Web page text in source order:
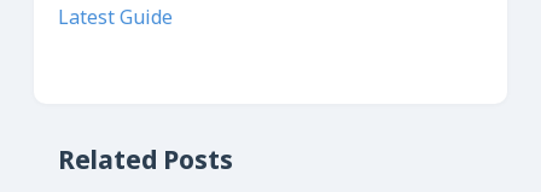
Latest Guide
Related Posts